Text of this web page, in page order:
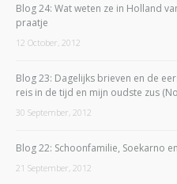
Blog 24: Wat weten ze in Holland
praatje
12 October, 2012
Blog 23: Dagelijks brieven en de
reis in de tijd en mijn oudste zus
30 September, 2012
Blog 22: Schoonfamilie, Soekarno
21 September, 2012